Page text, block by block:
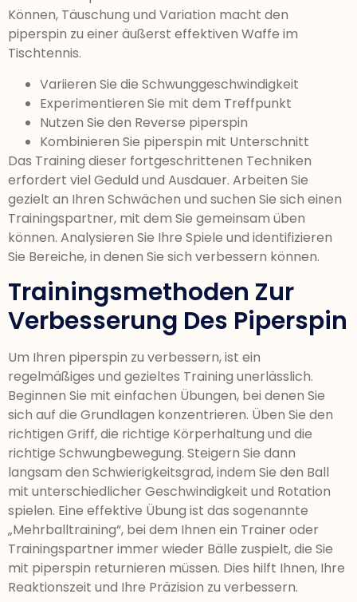
Können, Täuschung und Variation macht den
piperspin zu einer äußerst effektiven Waffe im
Tischtennis.
Variieren Sie die Schwunggeschwindigkeit
Experimentieren Sie mit dem Treffpunkt
Nutzen Sie den Reverse piperspin
Kombinieren Sie piperspin mit Unterschnitt
Das Training dieser fortgeschrittenen Techniken
erfordert viel Geduld und Ausdauer. Arbeiten Sie
gezielt an Ihren Schwächen und suchen Sie sich einen
Trainingspartner, mit dem Sie gemeinsam üben
können. Analysieren Sie Ihre Spiele und identifizieren
Sie Bereiche, in denen Sie sich verbessern können.
Trainingsmethoden Zur
Verbesserung Des Piperspin
Um Ihren piperspin zu verbessern, ist ein
regelmäßiges und gezieltes Training unerlässlich.
Beginnen Sie mit einfachen Übungen, bei denen Sie
sich auf die Grundlagen konzentrieren. Üben Sie den
richtigen Griff, die richtige Körperhaltung und die
richtige Schwungbewegung. Steigern Sie dann
langsam den Schwierigkeitsgrad, indem Sie den Ball
mit unterschiedlicher Geschwindigkeit und Rotation
spielen. Eine effektive Übung ist das sogenannte
„Mehrballtraining“, bei dem Ihnen ein Trainer oder
Trainingspartner immer wieder Bälle zuspielt, die Sie
mit piperspin returnieren müssen. Dies hilft Ihnen, Ihre
Reaktionszeit und Ihre Präzision zu verbessern.